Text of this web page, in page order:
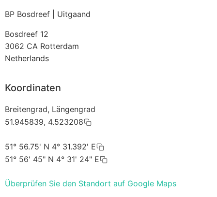
BP Bosdreef | Uitgaand
Bosdreef 12
3062 CA Rotterdam
Netherlands
Koordinaten
Breitengrad, Längengrad
51.945839, 4.523208
51° 56.75' N 4° 31.392' E
51° 56' 45" N 4° 31' 24" E
Überprüfen Sie den Standort auf Google Maps